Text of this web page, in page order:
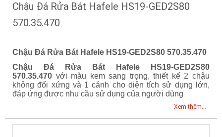
Chậu Đá Rửa Bát Hafele HS19-GED2S80
570.35.470
Chậu Đá Rửa Bát Hafele HS19-GED2S80 570.35.470
Chậu Đá Rửa Bát Hafele HS19-GED2S80
570.35.470 với màu kem sang trọng, thiết kế 2 chậu
không đối xứng và 1 cánh cho diện tích sử dụng lớn,
đáp ứng được nhu cầu sử dụng của người dùng
Xem thêm...